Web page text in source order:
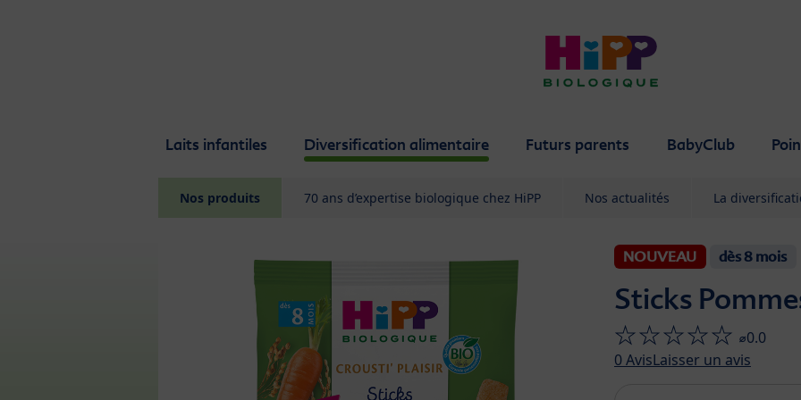
Laits infantiles Diversification alimentaire Futurs parents BabyClub
Nos produits 70 ans d’expertise biologique chez HiPP Nos actualités La
NOUVEAU dès 8 mois
Sticks
⌀0.0
0AvisLaisser un avis